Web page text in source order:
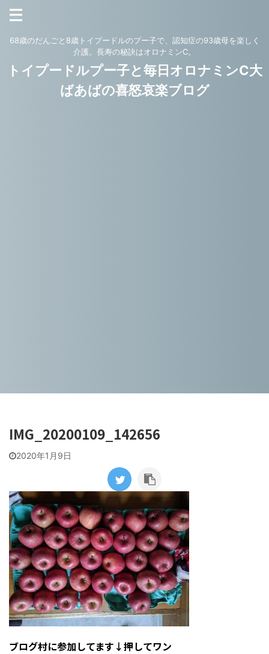
68歳のだんごと8歳トイプードルのプー子で、認知症の93歳母を楽しく
介護。長寿の秘訣はオロナミンC。
トイプードルプー子と毎日オロナミンC大
ばあばの喜怒哀楽ブログ
IMG_20200109_142656
2020年1月9日
ブログ村に参加してます↓押してワン